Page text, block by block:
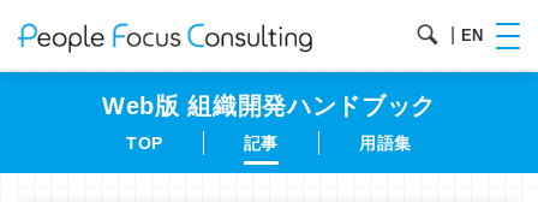
EN
Web版 組織開発ハンドブック
TOP 記事 用語集